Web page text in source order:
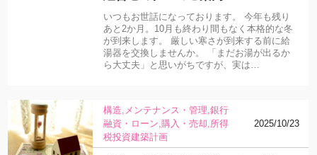
いつもお世話になっております。 今年も残り
あと2か月。10月も終わり間もなく本格的な冬
が到来します。 厳しい寒さが到来する前に給
湯器を交換しませんか。 「まだお湯が出るか
ら大丈夫」と思いがちですが、実は…
構造 メンテナンス・管理 銀行
融資・ローン 購入・売却 所得
税投資建築計画
2025/10/23